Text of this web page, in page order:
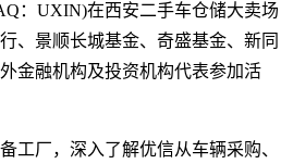
：UXIN)在西安二手车仓储大卖场
、景顺长城基金、奇盛基金、新同
金融机构及投资机构代表参加活
工厂，深入了解优信从车辆采购、